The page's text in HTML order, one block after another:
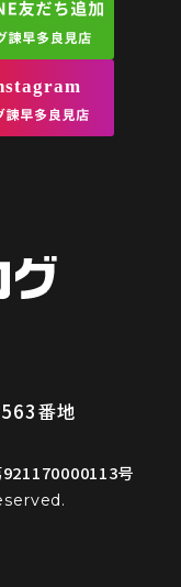
番地
921170000113号